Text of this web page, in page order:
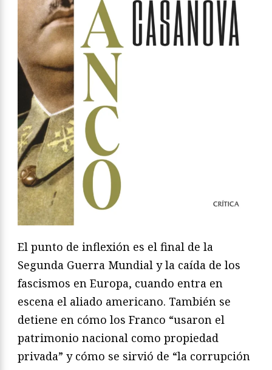
El punto de inflexión es el final de la
Segunda Guerra Mundial y la caída de los
fascismos en Europa, cuando entra en
escena el aliado americano. También se
detiene en cómo los Franco “usaron el
patrimonio nacional como propiedad
privada” y cómo se sirvió de “la corrupción